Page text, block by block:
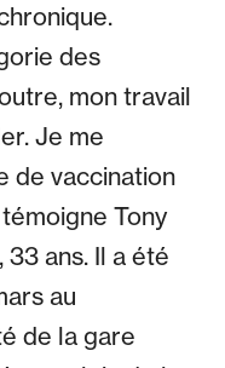
des
mon travail
Je me
de vaccination
Tony
33 ans. Il a été
au
de la gare